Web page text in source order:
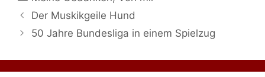
Der Muskikgeile Hund
50 Jahre Bundesliga in einem Spielzug